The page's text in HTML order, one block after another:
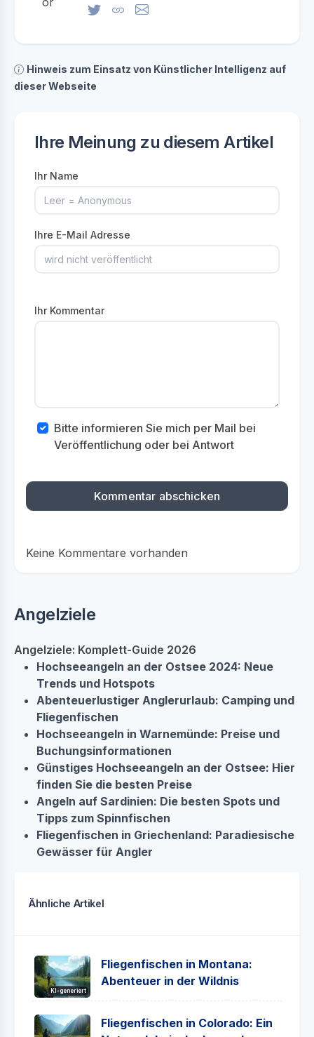
Hinweis zum Einsatz von Künstlicher Intelligenz auf
dieser Webseite
Ihre Meinung zu diesem Artikel
Ihr Name
Ihre E-Mail Adresse
Ihr Kommentar
Bitte informieren Sie mich per Mail bei
Veröffentlichung oder bei Antwort
Keine Kommentare vorhanden
Angelziele
Angelziele: Komplett-Guide 2026
Hochseeangeln an der Ostsee 2024: Neue
Trends und Hotspots
Abenteuerlustiger Anglerurlaub: Camping und
Fliegenfischen
Hochseeangeln in Warnemünde: Preise und
Buchungsinformationen
Günstiges Hochseeangeln an der Ostsee: Hier
finden Sie die besten Preise
Angeln auf Sardinien: Die besten Spots und
Tipps zum Spinnfischen
Fliegenfischen in Griechenland: Paradiesische
Gewässer für Angler
Ähnliche Artikel
KI-generiert
Fliegenfischen in Montana:
Abenteuer in der Wildnis
Fliegenfischen in Colorado: Ein